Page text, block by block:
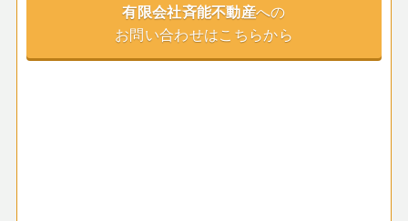
有限会社斉能不動産への
お問い合わせはこちらから